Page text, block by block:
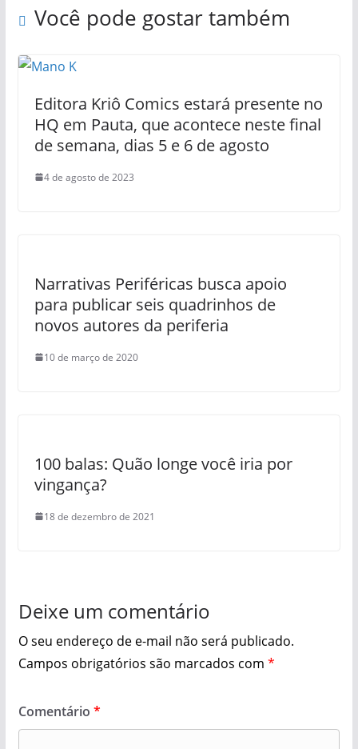
Você pode gostar também
Editora Kriô Comics estará presente no
HQ em Pauta, que acontece neste final
de semana, dias 5 e 6 de agosto
4 de agosto de 2023
Narrativas Periféricas busca apoio
para publicar seis quadrinhos de
novos autores da periferia
10 de março de 2020
100 balas: Quão longe você iria por
vingança?
18 de dezembro de 2021
Deixe um comentário
O seu endereço de e-mail não será publicado.
Campos obrigatórios são marcados com *
Comentário *